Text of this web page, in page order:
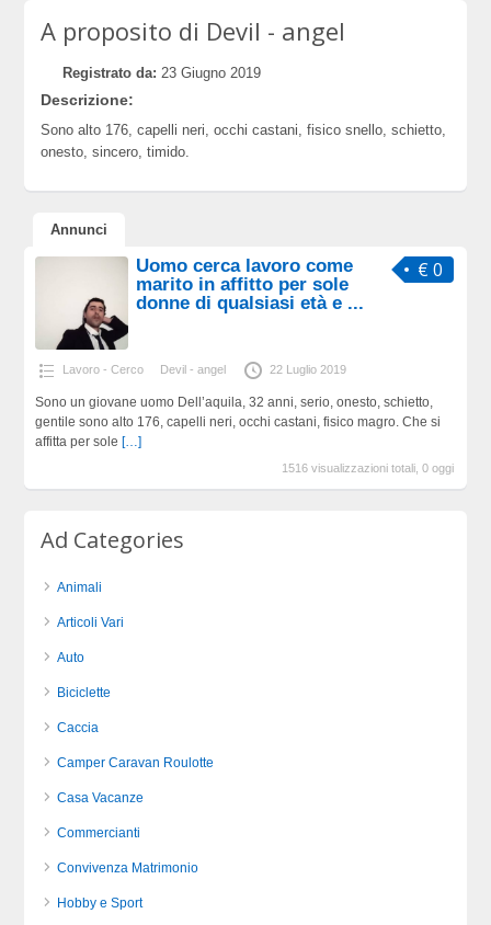
A proposito di Devil - angel
Registrato da: 23 Giugno 2019
Descrizione:
Sono alto 176, capelli neri, occhi castani, fisico snello, schietto,
onesto, sincero, timido.
Annunci
€ 0
Uomo cerca lavoro come
marito in affitto per sole
donne di qualsiasi età e ...
Lavoro - Cerco Devil - angel 22 Luglio 2019
Sono un giovane uomo Dell’aquila, 32 anni, serio, onesto, schietto,
gentile sono alto 176, capelli neri, occhi castani, fisico magro. Che si
affitta per sole […]
1516 visualizzazioni totali, 0 oggi
Ad Categories
Animali
Articoli Vari
Auto
Biciclette
Caccia
Camper Caravan Roulotte
Casa Vacanze
Commercianti
Convivenza Matrimonio
Hobby e Sport